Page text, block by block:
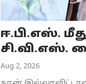
ஈ.பி.எஸ்.
சி.வி.எஸ்.
Aug 2, 2026